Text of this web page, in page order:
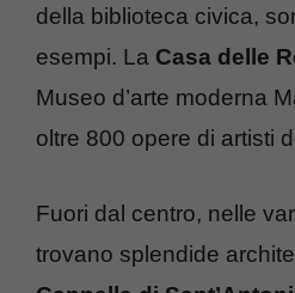
della biblioteca civica,
esempi. La Casa delle
Museo d’arte moderna
oltre 800 opere di artisti
Fuori dal centro, nelle
trovano splendide